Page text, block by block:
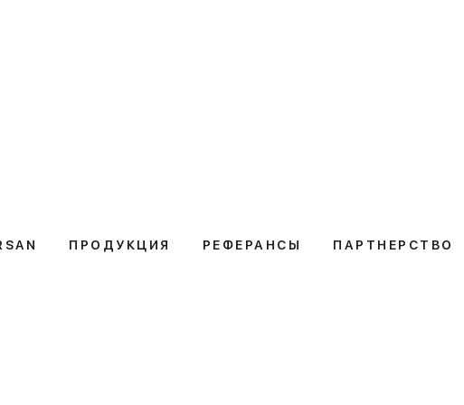
ПРОДУКЦИЯ РЕФЕРАНСЫ ПАРТНЕРСТВО